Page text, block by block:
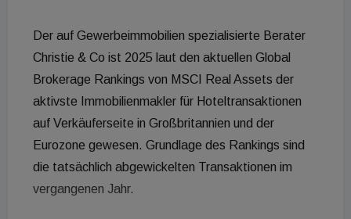
Der auf Gewerbeimmobilien spezialisierte Berater
Christie & Co ist 2025 laut den aktuellen Global
Brokerage Rankings von MSCI Real Assets der
aktivste Immobilienmakler für Hoteltransaktionen
auf Verkäuferseite in Großbritannien und der
Eurozone gewesen. Grundlage des Rankings sind
die tatsächlich abgewickelten Transaktionen im
vergangenen Jahr.